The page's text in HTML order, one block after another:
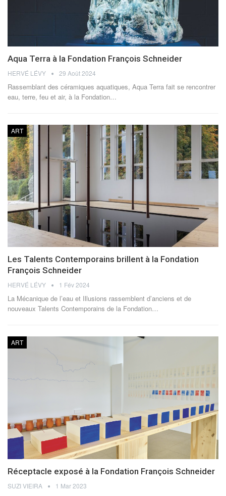
Aqua Terra à la Fondation François Schneider
HERVÉ LÉVY 29 Août 2024
Rassemblant des céramiques aquatiques, Aqua Terra fait se rencontrer
eau, terre, feu et air, à la Fondation…
ART
Les Talents Contemporains brillent à la Fondation
François Schneider
HERVÉ LÉVY 1 Fév 2024
La Mécanique de l’eau et Illusions rassemblent d’anciens et de
nouveaux Talents Contemporains de la Fondation…
ART
Réceptacle exposé à la Fondation François Schneider
SUZI VIEIRA 1 Mar 2023